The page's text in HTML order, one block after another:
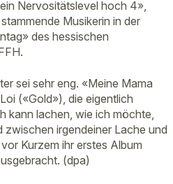
Nervositätslevel hoch 4»,
Musikerin in der
des hessischen
sei sehr eng. «Meine Mama
(«Gold»), die eigentlich
kann lachen, wie ich möchte,
zwischen irgendeiner Lache und
vor Kurzem ihr erstes Album
(dpa)